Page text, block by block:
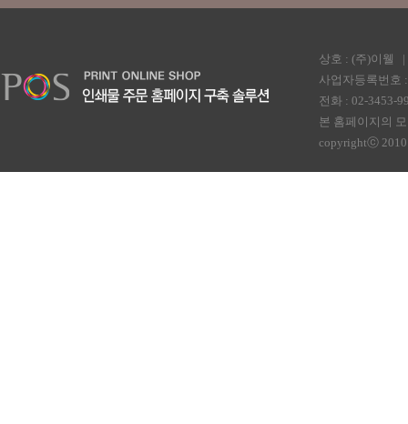
상호 : (주)이웰 |
사업자등록번호
전화 : 02-3453-
본 홈페이지의
copyrightⓒ 2010